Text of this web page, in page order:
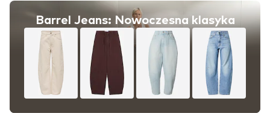
Barrel Jeans: Nowoczesna klasyka